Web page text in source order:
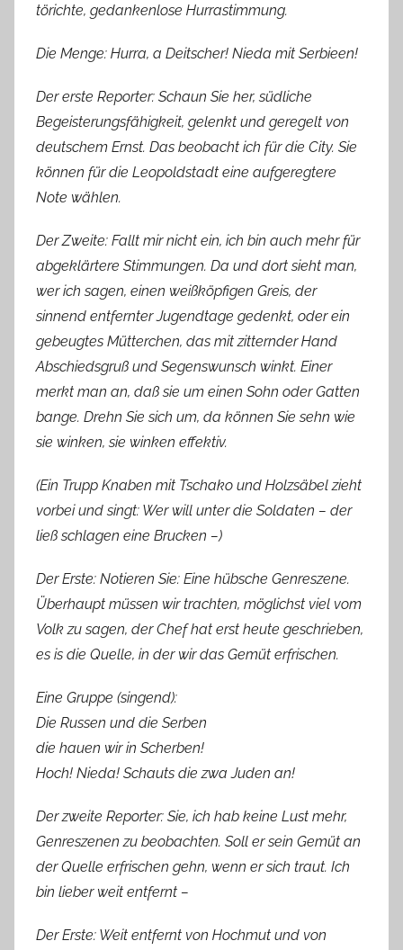
törichte, gedankenlose Hurrastimmung.
Die Menge: Hurra, a Deitscher! Nieda mit Serbieen!
Der erste Reporter: Schaun Sie her, südliche
Begeisterungsfähigkeit, gelenkt und geregelt von
deutschem Ernst. Das beobacht ich für die City. Sie
können für die Leopoldstadt eine aufgeregtere
Note wählen.
Der Zweite: Fallt mir nicht ein, ich bin auch mehr für
abgeklärtere Stimmungen. Da und dort sieht man,
wer ich sagen, einen weißköpfigen Greis, der
sinnend entfernter Jugendtage gedenkt, oder ein
gebeugtes Mütterchen, das mit zitternder Hand
Abschiedsgruß und Segenswunsch winkt. Einer
merkt man an, daß sie um einen Sohn oder Gatten
bange. Drehn Sie sich um, da können Sie sehn wie
sie winken, sie winken effektiv.
(Ein Trupp Knaben mit Tschako und Holzsäbel zieht
vorbei und singt: Wer will unter die Soldaten – der
ließ schlagen eine Brucken –)
Der Erste: Notieren Sie: Eine hübsche Genreszene.
Überhaupt müssen wir trachten, möglichst viel vom
Volk zu sagen, der Chef hat erst heute geschrieben,
es is die Quelle, in der wir das Gemüt erfrischen.
Eine Gruppe (singend):
Die Russen und die Serben
die hauen wir in Scherben!
Hoch! Nieda! Schauts die zwa Juden an!
Der zweite Reporter: Sie, ich hab keine Lust mehr,
Genreszenen zu beobachten. Soll er sein Gemüt an
der Quelle erfrischen gehn, wenn er sich traut. Ich
bin lieber weit entfernt –
Der Erste: Weit entfernt von Hochmut und von